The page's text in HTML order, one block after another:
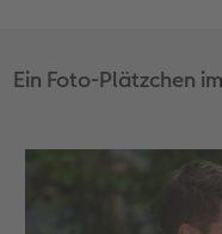
Ein Foto-Plätzchen